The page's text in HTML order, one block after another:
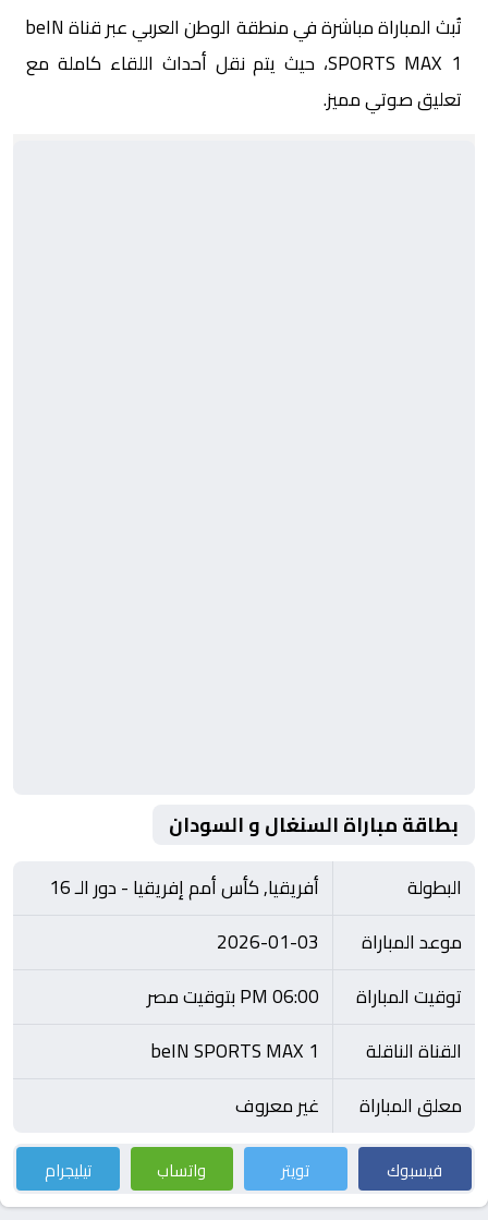
تُبث المباراة مباشرة في منطقة الوطن العربي عبر قناة beIN
SPORTS MAX 1، حيث يتم نقل أحداث اللقاء كاملة مع
تعليق صوتي مميز.
بطاقة مباراة السنغال و السودان
البطولة
أفريقيا, كأس أمم إفريقيا - دور الـ 16
موعد المباراة
2026-01-03
توقيت المباراة
06:00 PM بتوقيت مصر
القناة الناقلة
beIN SPORTS MAX 1
معلق المباراة
غير معروف
فيسبوك تويتر واتساب تيليجرام